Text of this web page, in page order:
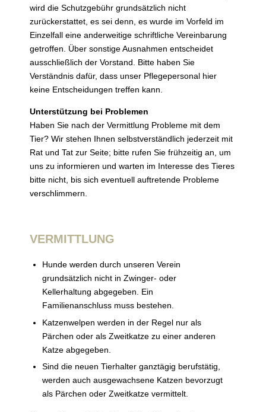
wird die Schutzgebühr grundsätzlich nicht
zurückerstattet, es sei denn, es wurde im Vorfeld im
Einzelfall eine anderweitige schriftliche Vereinbarung
getroffen. Über sonstige Ausnahmen entscheidet
ausschließlich der Vorstand. Bitte haben Sie
Verständnis dafür, dass unser Pflegepersonal hier
keine Entscheidungen treffen kann.
Unterstützung bei Problemen
Haben Sie nach der Vermittlung Probleme mit dem
Tier? Wir stehen Ihnen selbstverständlich jederzeit mit
Rat und Tat zur Seite; bitte rufen Sie frühzeitig an, um
uns zu informieren und warten im Interesse des Tieres
bitte nicht, bis sich eventuell auftretende Probleme
verschlimmern.
VERMITTLUNG
Hunde werden durch unseren Verein
grundsätzlich nicht in Zwinger- oder
Kellerhaltung abgegeben. Ein
Familienanschluss muss bestehen.
Katzenwelpen werden in der Regel nur als
Pärchen oder als Zweitkatze zu einer anderen
Katze abgegeben.
Sind die neuen Tierhalter ganztägig berufstätig,
werden auch ausgewachsene Katzen bevorzugt
als Pärchen oder Zweitkatze vermittelt.